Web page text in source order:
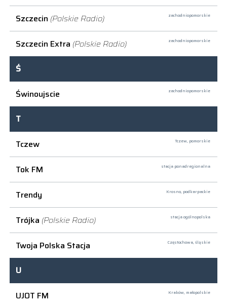
Szczecin (Polskie Radio) zachodniopomorskie
Szczecin Extra (Polskie Radio) zachodniopomorskie
Ś
Świnoujscie
zachodniopomorskie
T
Tczew
Tczew, pomorskie
Tok FM stacja ponadregionalna
Trendy Krosno, podkarpackie
Trójka (Polskie Radio) stacja ogólnopolska
Twoja Polska Stacja Częstochowa, śląskie
U
UJOT FM
Kraków, małopolskie